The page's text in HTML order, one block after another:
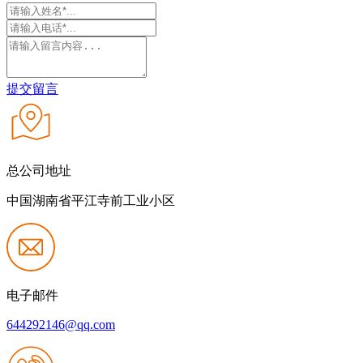
提交留言
总公司地址
中国湖南省平江寺前工业小区
电子邮件
644292146@qq.com